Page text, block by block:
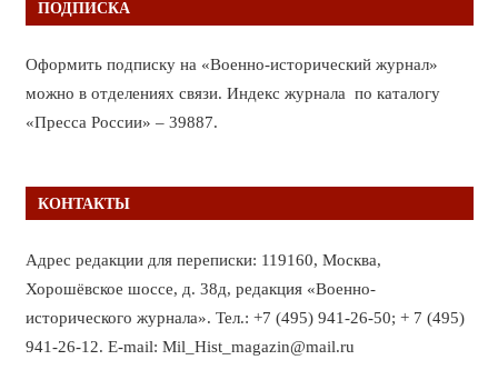
ПОДПИСКА
Оформить подписку на «Военно-исторический журнал»
можно в отделениях связи. Индекс журнала по каталогу
«Пресса России» – 39887.
КОНТАКТЫ
Адрес редакции для переписки: 119160, Москва,
Хорошёвское шоссе, д. 38д, редакция «Военно-
исторического журнала». Тел.: +7 (495) 941-26-50; + 7 (495)
941-26-12. E-mail: Mil_Hist_magazin@mail.ru